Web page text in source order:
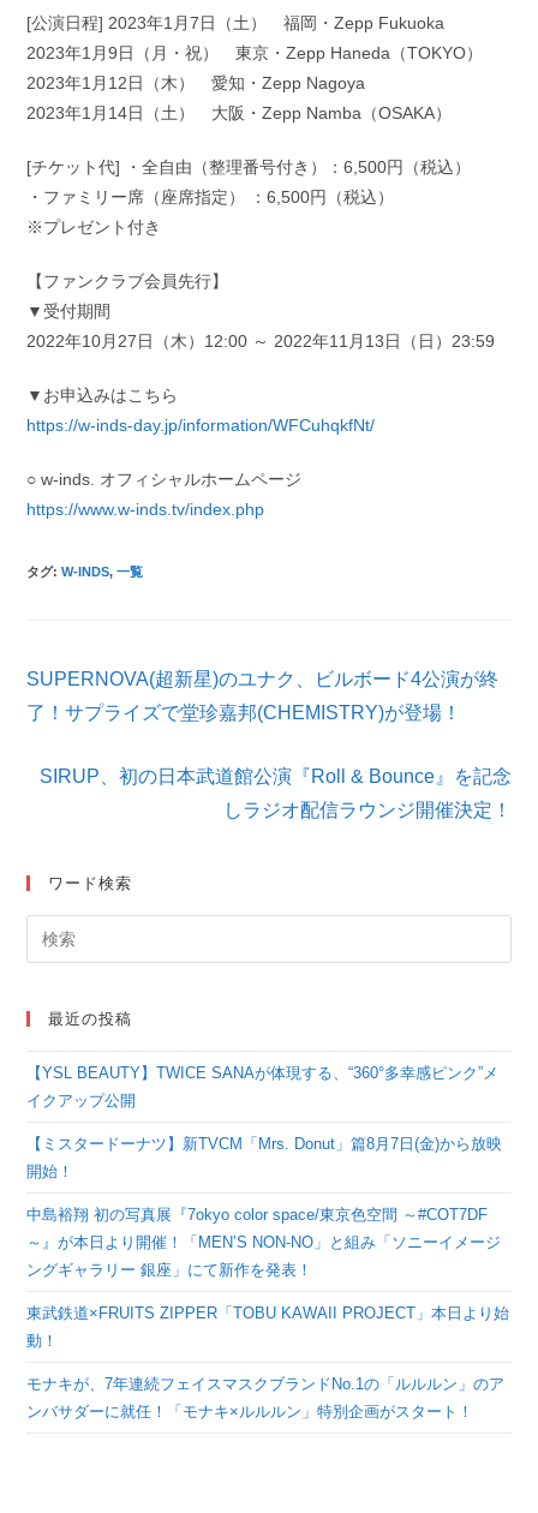
[公演日程] 2023年1月7日（土） 福岡・Zepp Fukuoka
2023年1月9日（月・祝） 東京・Zepp Haneda（TOKYO）
2023年1月12日（木） 愛知・Zepp Nagoya
2023年1月14日（土） 大阪・Zepp Namba（OSAKA）
[チケット代] ・全自由（整理番号付き）：6,500円（税込）
・ファミリー席（座席指定） ：6,500円（税込）
※プレゼント付き
【ファンクラブ会員先行】
▼受付期間
2022年10月27日（木）12:00 ～ 2022年11月13日（日）23:59
▼お申込みはこちら
https://w-inds-day.jp/information/WFCuhqkfNt/
○ w-inds. オフィシャルホームページ
https://www.w-inds.tv/index.php
タグ:W-INDS, 一覧
の
他
事
SUPERNOVA(超新星)のユナク、ビルボード4公演が終
了！サプライズで堂珍嘉邦(CHEMISTRY)が登場！
SIRUP、初の日本武道館公演『Roll & Bounce』を記念
しラジオ配信ラウンジ開催決定！
ワード検索
最近の投稿
【YSL BEAUTY】TWICE SANAが体現する、“360°多幸感ピンク”メ
イクアップ公開
【ミスタードーナツ】新TVCM「Mrs. Donut」篇8月7日(金)から放映
開始！
中島裕翔 初の写真展『7okyo color space/東京色空間 ～#COT7DF
～』が本日より開催！「MEN’S NON-NO」と組み「ソニーイメージ
ングギャラリー 銀座」にて新作を発表！
東武鉄道×FRUITS ZIPPER「TOBU KAWAII PROJECT」本日より始
動！
モナキが、7年連続フェイスマスクブランドNo.1の「ルルルン」のア
ンバサダーに就任！「モナキ×ルルルン」特別企画がスタート！